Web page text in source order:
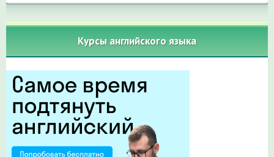
Курсы английского языка